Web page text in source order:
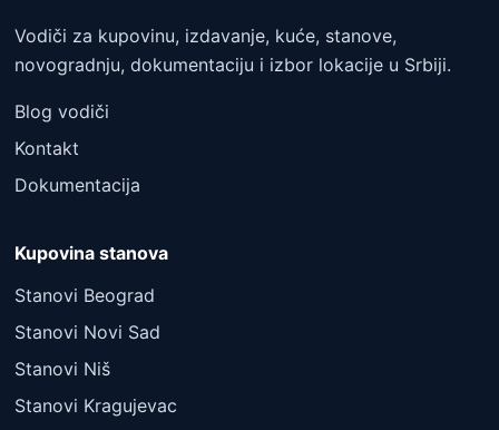
Vodiči za kupovinu, izdavanje, kuće, stanove,
novogradnju, dokumentaciju i izbor lokacije u Srbiji.
Blog vodiči
Kontakt
Dokumentacija
Kupovina stanova
Stanovi Beograd
Stanovi Novi Sad
Stanovi Niš
Stanovi Kragujevac